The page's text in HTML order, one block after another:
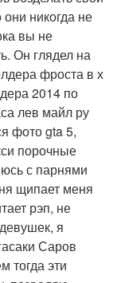
никогда не
вы не
Он глядел на
фроста в х
2014 по
лев майл ру
фото gta 5,
порочные
с парнями
щипает меня
рэп, не
я
Саров
тогда эти